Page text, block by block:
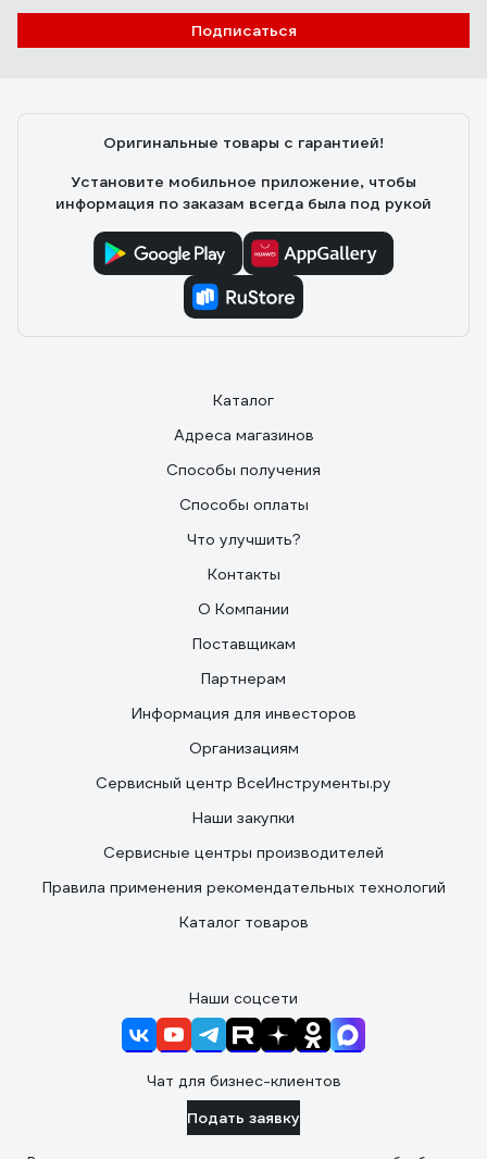
Подписаться
Оригинальные товары с гарантией!
Установите мобильное приложение, чтобы
информация по заказам всегда была под рукой
Каталог
Адреса магазинов
Способы получения
Способы оплаты
Что улучшить?
Контакты
О Компании
Поставщикам
Партнерам
Информация для инвесторов
Организациям
Сервисный центр ВсеИнструменты.ру
Наши закупки
Сервисные центры производителей
Правила применения рекомендательных технологий
Каталог товаров
Наши соцсети
Чат для бизнес-клиентов
Подать заявку